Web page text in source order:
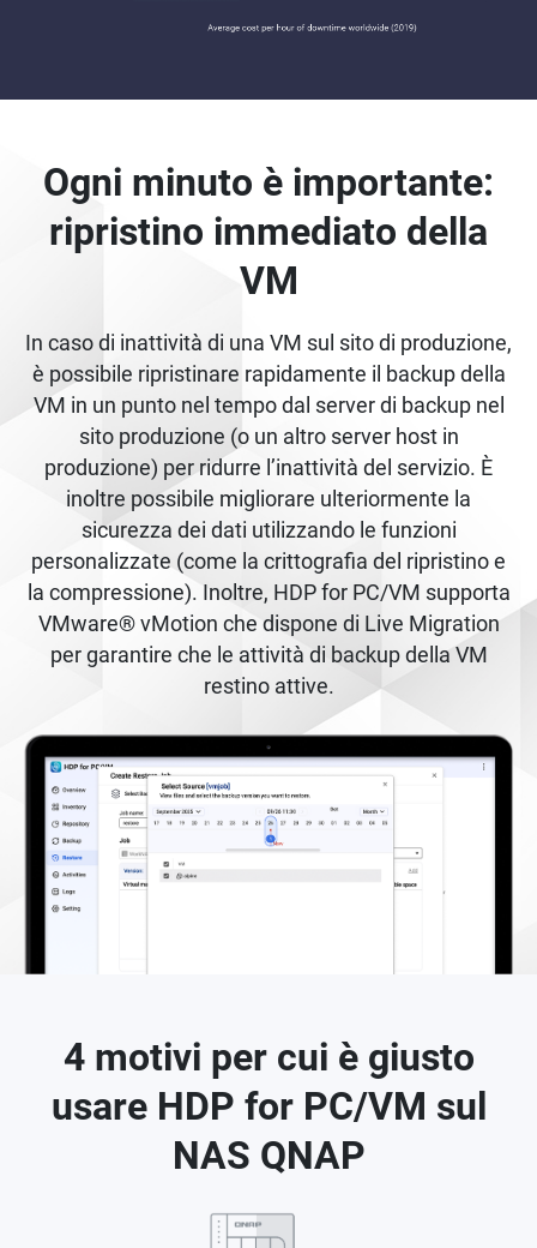
Ogni minuto è importante:
ripristino immediato della
VM
In caso di inattività di una VM sul sito di produzione,
è possibile ripristinare rapidamente il backup della
VM in un punto nel tempo dal server di backup nel
sito produzione (o un altro server host in
produzione) per ridurre l’inattività del servizio. È
inoltre possibile migliorare ulteriormente la
sicurezza dei dati utilizzando le funzioni
personalizzate (come la crittografia del ripristino e
la compressione). Inoltre, HDP for PC/VM supporta
VMware® vMotion che dispone di Live Migration
per garantire che le attività di backup della VM
restino attive.
4 motivi per cui è giusto
usare HDP for PC/VM sul
NAS QNAP